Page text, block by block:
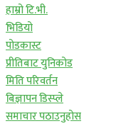
हाम्रो टि.भी.
भिडियो
पोडकास्ट
प्रीतिबाट युनिकोड
मिति परिवर्तन
बिज्ञापन डिस्प्ले
समाचार पठाउनुहोस